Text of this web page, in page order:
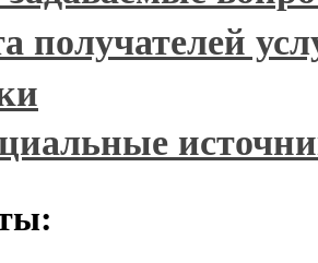
получателей